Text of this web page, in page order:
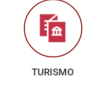
TURISMO